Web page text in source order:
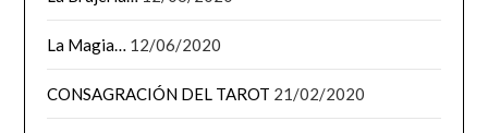
La Magia… 12/06/2020
CONSAGRACIÓN DEL TAROT 21/02/2020